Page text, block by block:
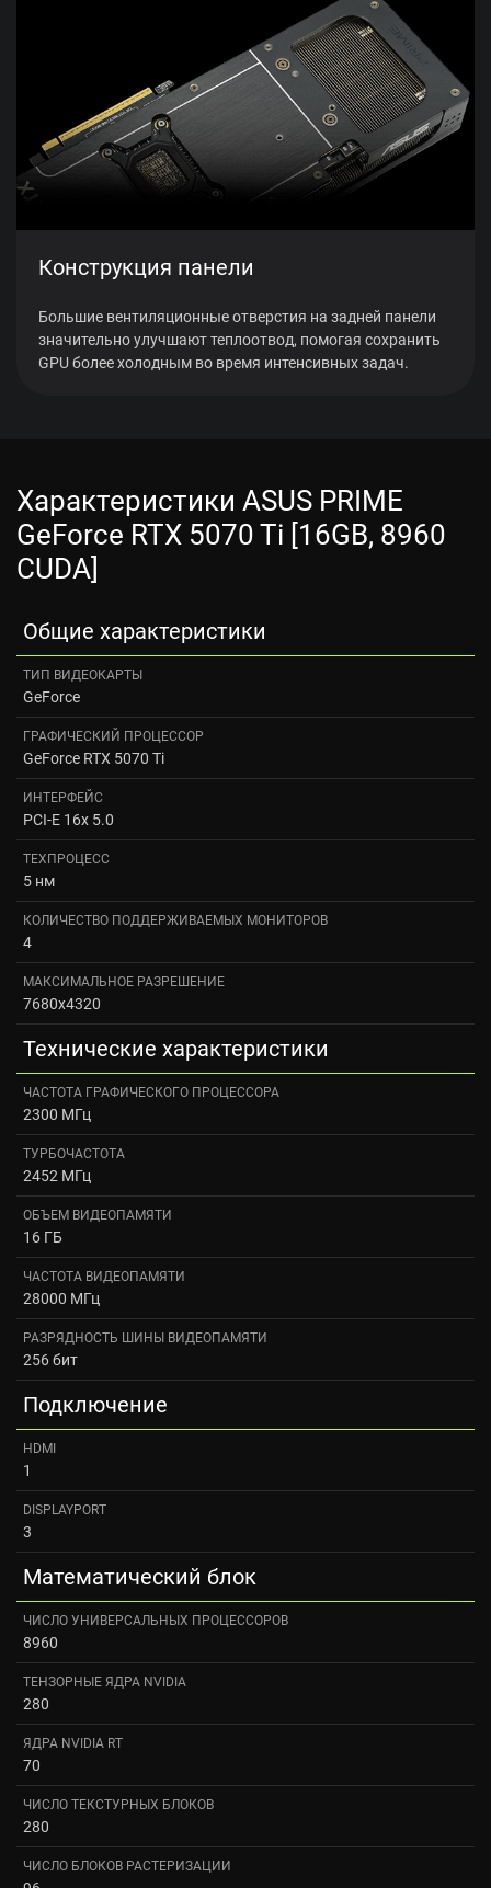
Конструкция панели
Большие вентиляционные отверстия на задней панели
значительно улучшают теплоотвод, помогая сохранить
GPU более холодным во время интенсивных задач.
Характеристики ASUS PRIME
GeForce RTX 5070 Ti [16GB, 8960
CUDA]
Общие характеристики
ТИП ВИДЕОКАРТЫ
GeForce
ГРАФИЧЕСКИЙ ПРОЦЕССОР
GeForce RTX 5070 Ti
ИНТЕРФЕЙС
PCI-E 16x 5.0
ТЕХПРОЦЕСС
5 нм
КОЛИЧЕСТВО ПОДДЕРЖИВАЕМЫХ МОНИТОРОВ
4
МАКСИМАЛЬНОЕ РАЗРЕШЕНИЕ
7680x4320
Технические характеристики
ЧАСТОТА ГРАФИЧЕСКОГО ПРОЦЕССОРА
2300 МГц
ТУРБОЧАСТОТА
2452 МГц
ОБЪЕМ ВИДЕОПАМЯТИ
16 ГБ
ЧАСТОТА ВИДЕОПАМЯТИ
28000 МГц
РАЗРЯДНОСТЬ ШИНЫ ВИДЕОПАМЯТИ
256 бит
Подключение
HDMI
1
DISPLAYPORT
3
Математический блок
ЧИСЛО УНИВЕРСАЛЬНЫХ ПРОЦЕССОРОВ
8960
ТЕНЗОРНЫЕ ЯДРА NVIDIA
280
ЯДРА NVIDIA RT
70
ЧИСЛО ТЕКСТУРНЫХ БЛОКОВ
280
ЧИСЛО БЛОКОВ РАСТЕРИЗАЦИИ